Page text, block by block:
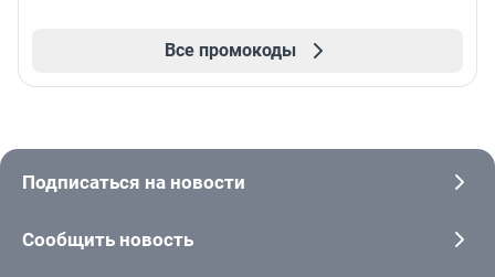
Все промокоды
Подписаться на новости
Сообщить новость